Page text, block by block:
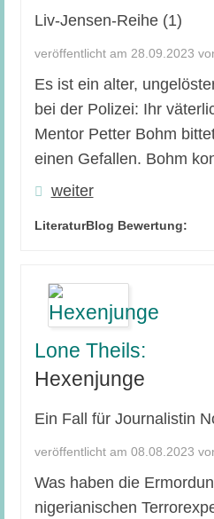
Liv-Jensen-Reihe (1)
veröffentlicht am 28.09.2023
Es ist ein alter,
bei der Polizei: Ihr
Mentor Petter Bohm
einen Gefallen. Bohm
weiter
LiteraturBlog Bewertung:
Lone Theils:
Hexenjunge
Ein Fall für Journalistin
veröffentlicht am 08.08.2023
Was haben die
nigerianischen